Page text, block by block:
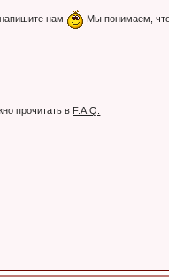
нам
Мы понимаем,
прочитать в F.A.Q.